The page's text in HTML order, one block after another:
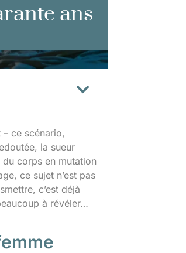
ans
ce scénario,
la sueur
corps en mutation
ce sujet n’est pas
c’est déjà
à révéler…